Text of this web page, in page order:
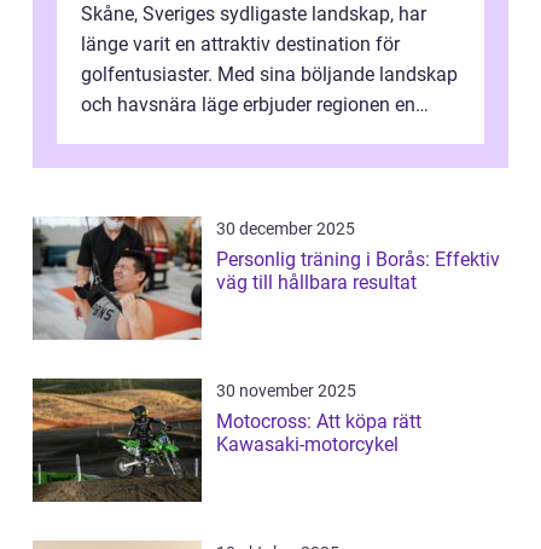
Skåne, Sveriges sydligaste landskap, har
länge varit en attraktiv destination för
golfentusiaster. Med sina böljande landskap
och havsnära läge erbjuder regionen en
30 december 2025
Personlig träning i Borås: Effektiv
väg till hållbara resultat
30 november 2025
Motocross: Att köpa rätt
Kawasaki-motorcykel